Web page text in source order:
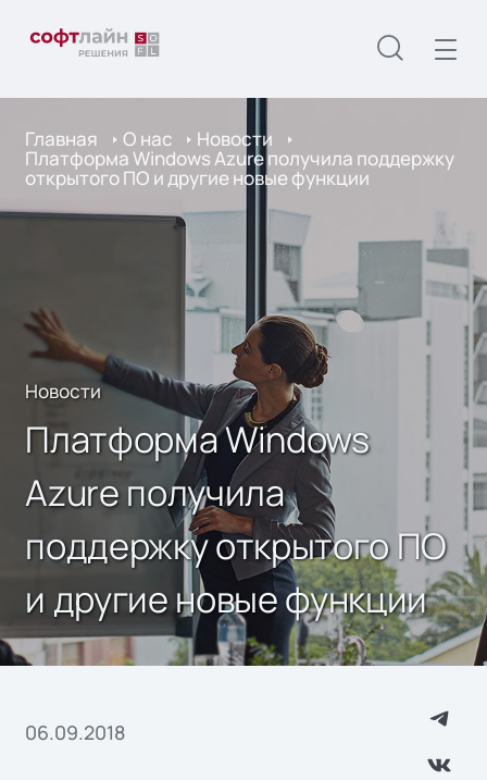
Главная О нас Новости
Платформа Windows Azure получила поддержку
открытого ПО и другие новые функции
Новости
Платформа Windows
Azure получила
поддержку открытого ПО
и другие новые функции
06.09.2018